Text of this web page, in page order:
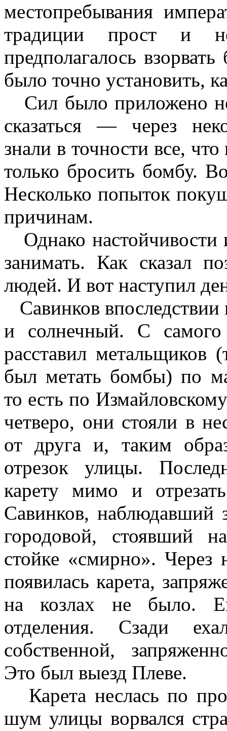
местопребывания
традиции прост и
предполагалось
было точно установить,
Сил было приложено
сказаться — через
знали в точности все,
только бросить бомбу.
Несколько попыток
причинам.
Однако настойчивости
занимать. Как сказал
людей. И вот наступил
Савинков
и солнечный. С самого
расставил метальщиков
был метать бомбы) по
то есть по
четверо, они стояли в
от друга и, таким
отрезок улицы.
карету мимо и
Савинков, наблюдавший
городовой, стоявший
стойке «смирно». Через
появилась карета,
на козлах не было.
отделения. Сзади
собственной,
Это был выезд Плеве.
Карета неслась по
шум улицы ворвался